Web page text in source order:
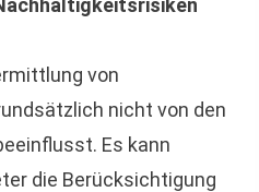
von
nicht von den
Es kann
die Berücksichtigung